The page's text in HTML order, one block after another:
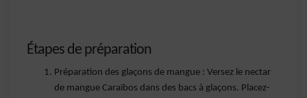
Étapes de préparation
Préparation des glaçons de mangue : Versez le nectar
de mangue Caraïbos dans des bacs à glaçons. Placez-